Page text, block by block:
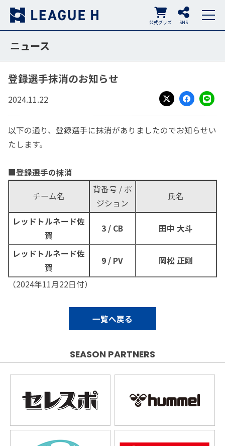
SNS
公式グッズ
ニュース
登録選手抹消のお知らせ
2024.11.22
X
Facebook
LINE
以下の通り、登録選手に抹消がありましたのでお知らせい
たします。
■登録選手の抹消
チーム名
背番号 / ポ
ジション
氏名
レッドトルネード佐
賀
3 / CB 田中 大斗
レッドトルネード佐
賀
9 / PV 岡松 正剛
（2024年11月22日付）
一覧へ戻る
SEASON PARTNERS